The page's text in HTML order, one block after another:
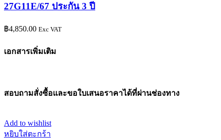
27G11E/67 ประกัน 3 ปี
฿4,850.00 Exc VAT
เอกสารเพิ่มเติม
สอบถามสั่งซื้อและขอใบเสนอราคาได้ที่ผ่านช่องทาง
Add to wishlist
หยิบใส่ตะกร้า